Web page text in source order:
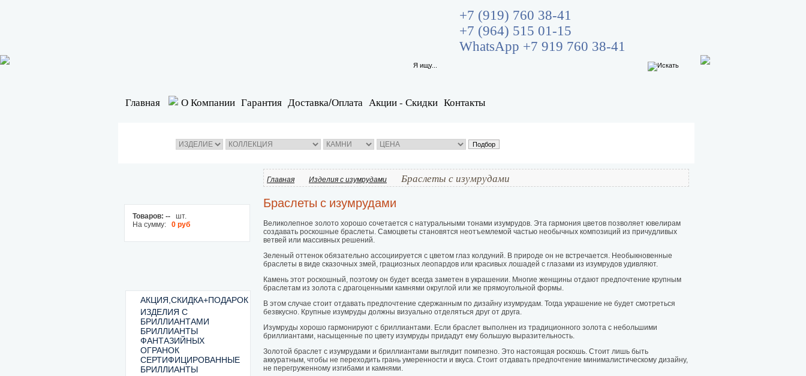
+7 (919) 760 38-41
+7 (964) 515 01-15
WhatsApp +7 919 760 38-41
Главная О Компании Гарантия Доставка/Оплата Акции - Скидки Контакты
Товаров: -- шт.
На сумму:
0 руб
АКЦИЯ,СКИДКА+ПОДАРОК
ИЗДЕЛИЯ С
БРИЛЛИАНТАМИ
БРИЛЛИАНТЫ
ФАНТАЗИЙНЫХ
ОГРАНОК
СЕРТИФИЦИРОВАННЫЕ
БРИЛЛИАНТЫ
Главная Изделия с изумрудами Браслеты с изумрудами
Браслеты с изумрудами
Великолепное золото хорошо сочетается с натуральными тонами изумрудов. Эта гармония цветов позволяет ювелирам
создавать роскошные браслеты. Самоцветы становятся неотъемлемой частью необычных композиций из причудливых
ветвей или массивных решений.
Зеленый оттенок обязательно ассоциируется с цветом глаз колдуний. В природе он не встречается. Необыкновенные
браслеты в виде сказочных змей, грациозных леопардов или красивых лошадей с глазами из изумрудов удивляют.
Камень этот роскошный, поэтому он будет всегда заметен в украшении. Многие женщины отдают предпочтение крупным
браслетам из золота с драгоценными камнями округлой или же прямоугольной формы.
В этом случае стоит отдавать предпочтение сдержанным по дизайну изумрудам. Тогда украшение не будет смотреться
безвкусно. Крупные изумруды должны визуально отделяться друг от друга.
Изумруды хорошо гармонируют с бриллиантами. Если браслет выполнен из традиционного золота с небольшими
бриллиантами, насыщенные по цвету изумруды придадут ему большую выразительность.
Золотой браслет с изумрудами и бриллиантами выглядит помпезно. Это настоящая роскошь. Стоит лишь быть
аккуратным, чтобы не переходить грань умеренности и вкуса. Стоит отдавать предпочтение минималистическому дизайну,
не перегруженному изгибами и камнями.